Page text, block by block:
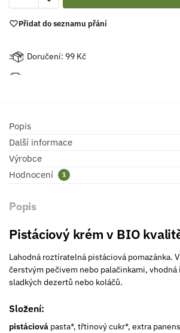
Přidat do seznamu přání
Doručení: 99 Kč
Popis
Další informace
Výrobce
Hodnocení
1
Popis
Pistáciový krém v BIO
Lahodná roztíratelná pistáciová pomazánka.
čerstvým pečivem nebo palačinkami, vhodná
sladkých dezertů nebo koláčů.
Složení:
pistáciová pasta*, třtinový cukr*, extra